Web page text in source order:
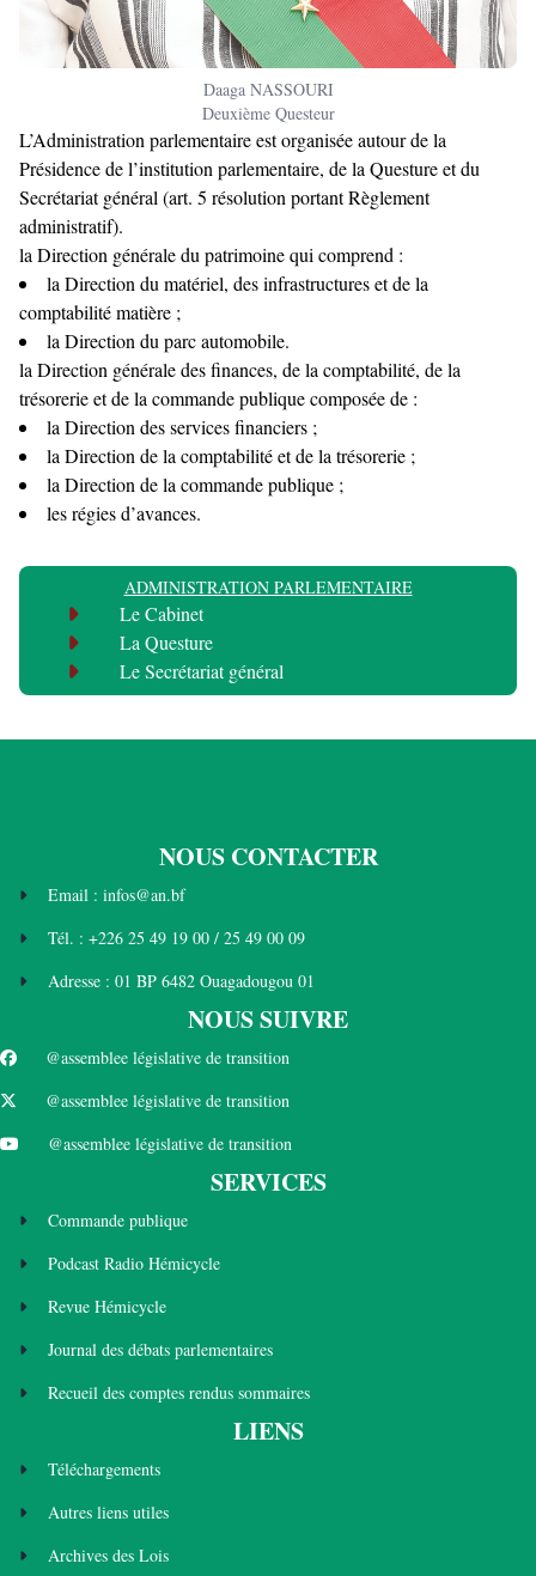
Daaga NASSOURI
Deuxième Questeur
L’Administration parlementaire est organisée autour de la
Présidence de l’institution parlementaire, de la Questure et du
Secrétariat général (art. 5 résolution portant Règlement
administratif).
la Direction générale du patrimoine qui comprend :
la Direction du matériel, des infrastructures et de la
comptabilité matière ;
la Direction du parc automobile.
la Direction générale des finances, de la comptabilité, de la
trésorerie et de la commande publique composée de :
la Direction des services financiers ;
la Direction de la comptabilité et de la trésorerie ;
la Direction de la commande publique ;
les régies d’avances.
ADMINISTRATION PARLEMENTAIRE
Le Cabinet
La Questure
Le Secrétariat général
NOUS CONTACTER
Email : infos@an.bf
Tél. : +226 25 49 19 00 / 25 49 00 09
Adresse : 01 BP 6482 Ouagadougou 01
NOUS SUIVRE
@assemblee législative de transition
@assemblee législative de transition
@assemblee législative de transition
SERVICES
Commande publique
Podcast Radio Hémicycle
Revue Hémicycle
Journal des débats parlementaires
Recueil des comptes rendus sommaires
LIENS
Téléchargements
Autres liens utiles
Archives des Lois